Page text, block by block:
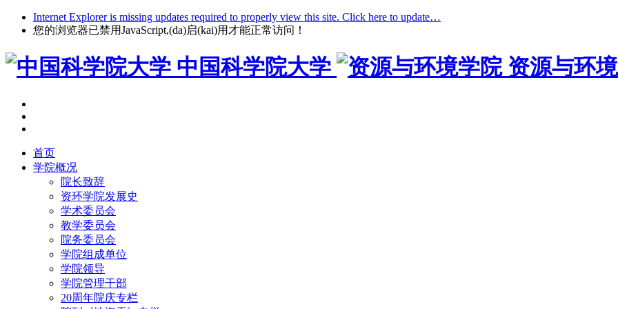
Internet Explorer is missing updates required to properly view this site. Click here to update…
您的浏览器已禁用JavaScript,(da)启(kai)用才能正常访问！
中国科学院大学 资源与环
首页
学院概况
院长致辞
资环学院发展史
学术委员会
教学委员会
院务委员会
学院组成单位
学院领导
学院管理干部
20周年院庆专栏